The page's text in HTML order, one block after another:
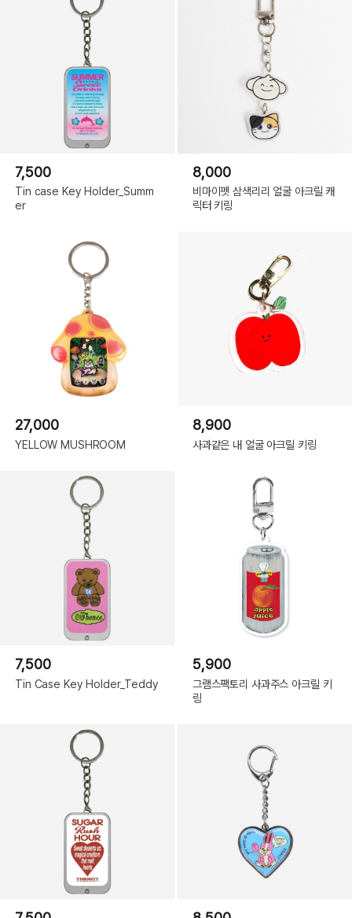
7,500
Tin case Key Holder_Summ
er
8,000
비마이펫 삼색리리 얼굴 아크릴 캐
릭터 키링
27,000
YELLOW MUSHROOM
8,900
사과같은 내 얼굴 아크릴 키링
7,500
Tin Case Key Holder_Teddy
5,900
그램스팩토리 사과주스 아크릴 키
링